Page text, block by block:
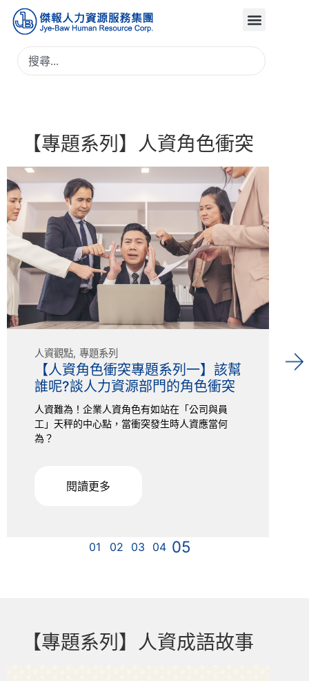
【專題系列】人資角色衝突
人資觀點 專題系列
【人資角色衝突專題系列一】該幫
誰呢?談人力資源部門的角色衝突
人資難為！企業人資角色有如站在「公司與員
工」天秤的中心點，當衝突發生時人資應當何
為？
閱讀更多
【專題系列】人資成語故事